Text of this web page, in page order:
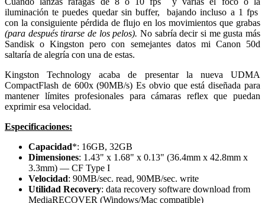
iluminación te puedes quedar sin buffer, bajando incluso a 1 fps
con la consiguiente pérdida de flujo en los movimientos que grabas
(para después tirarse de los pelos). No sabría decir si me gusta más
Sandisk o Kingston pero con semejantes datos mi Canon 50d
saltaría de alegría con una de estas.
Kingston Technology acaba de presentar la nueva UDMA
CompactFlash de 600x (90MB/s) Es obvio que está diseñada para
mantener límites profesionales para cámaras reflex que puedan
exprimir esa velocidad.
Especificaciones:
Capacidad*: 16GB, 32GB
Dimensiones: 1.43" x 1.68" x 0.13" (36.4mm x 42.8mm x
3.3mm) — CF Type I
Velocidad: 90MB/sec. read, 90MB/sec. write
Utilidad Recovery: data recovery software download from
MediaRECOVER (Windows/Mac compatible)